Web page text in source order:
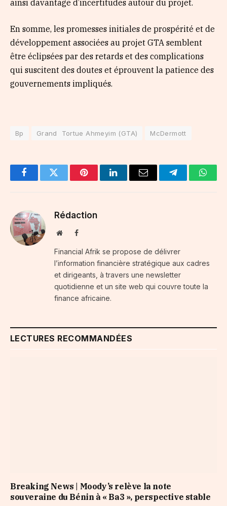
ainsi davantage d’incertitudes autour du projet.
En somme, les promesses initiales de prospérité et de
développement associées au projet GTA semblent
être éclipsées par des retards et des complications
qui suscitent des doutes et éprouvent la patience des
gouvernements impliqués.
Bp Grand Tortue Ahmeyim (GTA) McDermott
FacebookTwitter PinterestLinkedInEmail Telegram
Rédaction
WebsiteFacebook
Financial Afrik se propose de délivrer
l’information financière stratégique aux cadres
et dirigeants, à travers une newsletter
quotidienne et un site web qui couvre toute la
finance africaine.
LECTURES RECOMMANDÉES
Breaking News | Moody’s relève la note
souveraine du Bénin à « Ba3 », perspective stable